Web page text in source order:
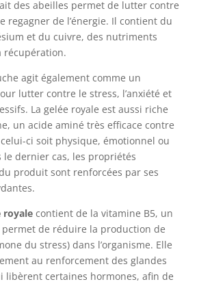
des abeilles permet de lutter contre
regagner de l’énergie. Il contient du
et du cuivre, des nutriments
récupération.
agit également comme un
lutter contre le stress, l’anxiété et
La gelée royale est aussi riche
un acide aminé très efficace contre
ci soit physique, émotionnel ou
le dernier cas, les propriétés
produit sont renforcées par ses
royale contient de la vitamine B5, un
de réduire la production de
du stress) dans l’organisme. Elle
au renforcement des glandes
libèrent certaines hormones, afin de